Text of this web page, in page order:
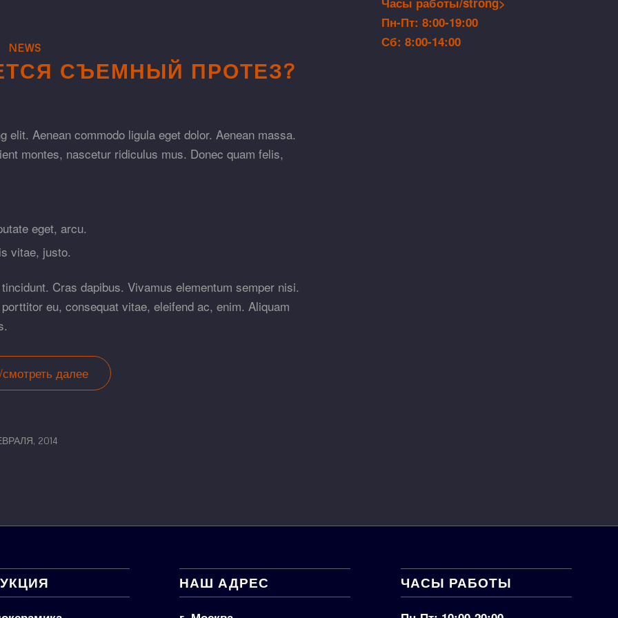
NEWS
СЪЕМНЫЙ ПРОТЕЗ?
Aenean commodo ligula eget dolor. Aenean massa.
montes, nascetur ridiculus mus. Donec quam felis,
eget, arcu.
vitae, justo.
Cras dapibus. Vivamus elementum semper nisi.
eu, consequat vitae, eleifend ac, enim. Aliquam
далее
2014
/
Пн-Пт: 8:00-19:00
Сб: 8:00-14:00
НАШ АДРЕС ЧАСЫ РАБОТЫ